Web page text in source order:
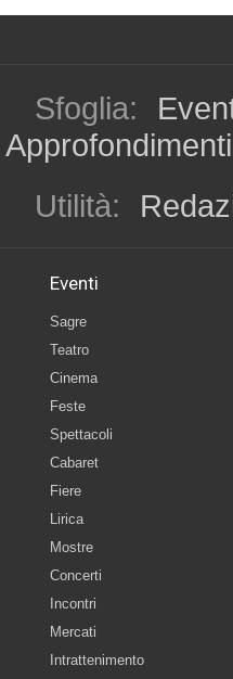
Sfoglia:
Approfondimenti
Utilità:
Eventi
Sagre
Teatro
Cinema
Feste
Spettacoli
Cabaret
Fiere
Lirica
Mostre
Concerti
Incontri
Mercati
Intrattenimento